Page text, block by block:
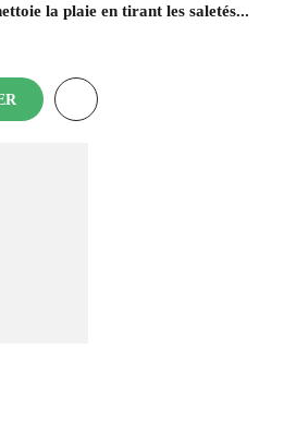
la plaie en tirant les saletés...